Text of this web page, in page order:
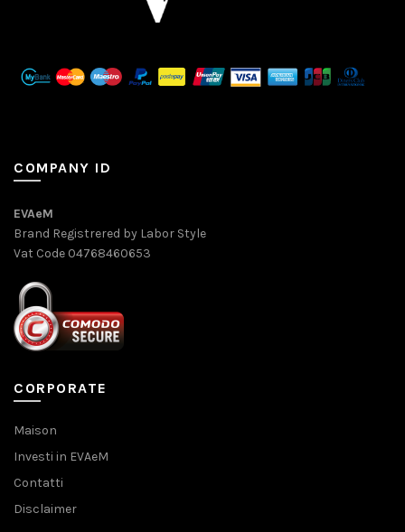
COMPANY ID
EVAeM
Brand Registrered by Labor Style
Vat Code 04768460653
CORPORATE
Maison
Investi in EVAeM
Contatti
Disclaimer